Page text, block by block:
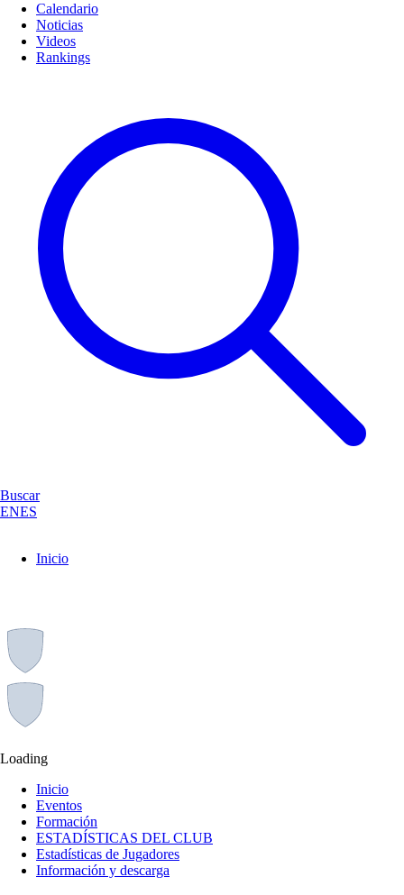
Calendario
Noticias
Videos
Rankings
Buscar
ENES
Inicio
Loading
Inicio
Eventos
Formación
ESTADÍSTICAS DEL CLUB
Estadísticas de Jugadores
Información y descarga